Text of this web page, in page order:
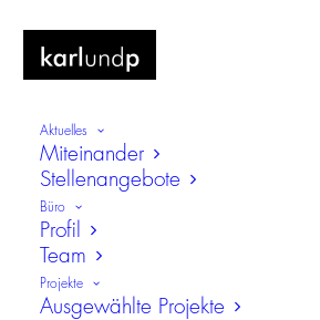
Aktuelles
Miteinander
Stellenangebote
Büro
Profil
Team
Projekte
Ausgewählte Projekte
Lageplan & Anfahrt